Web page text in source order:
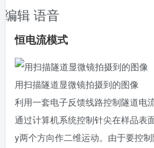
编辑 语音
恒电流模式
用扫描隧道显微镜拍摄到的图像
利用一套电子反馈线路控制隧道电
通过计算机系统控制针尖在样品表
y两个方向作二维运动。由于要控